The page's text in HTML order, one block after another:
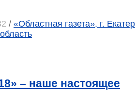
/ «Областная газета», г.
– наше настоящее